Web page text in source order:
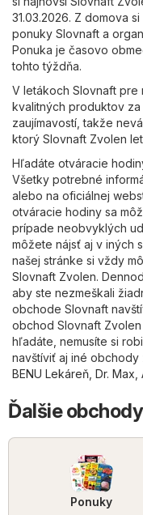
31.03.2026. Z domova
ponuky Slovnaft a
Ponuka je časovo
tohto týždňa.
V letákoch Slovnaft
kvalitných produktov
zaujímavostí, takže
ktorý Slovnaft Zvolen
Hľadáte otváracie
Všetky potrebné
alebo na oficiálnej
otváracie hodiny sa
prípade neobvyklých
môžete nájsť aj v iných
našej stránke si vždy
Slovnaft Zvolen.
aby ste nezmeškali
obchode Slovnaft
obchod Slovnaft
hľadáte, nemusíte si
navštíviť aj iné obchody
BENU Lekáreň Dr. Max
Ďalšie
Ponuky